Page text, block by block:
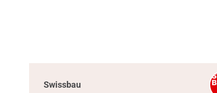
Swissbau